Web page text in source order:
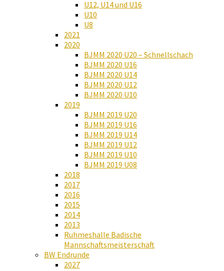
U12, U14 und U16
U10
U8
2021
2020
BJMM 2020 U20 – Schnellschach
BJMM 2020 U16
BJMM 2020 U14
BJMM 2020 U12
BJMM 2020 U10
2019
BJMM 2019 U20
BJMM 2019 U16
BJMM 2019 U14
BJMM 2019 U12
BJMM 2019 U10
BJMM 2019 U08
2018
2017
2016
2015
2014
2013
Ruhmeshalle Badische
Mannschaftsmeisterschaft
BW Endrunde
2027